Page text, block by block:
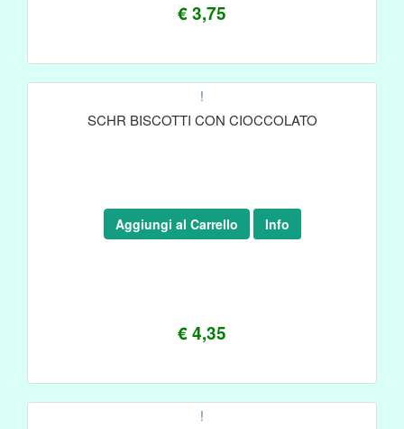
€ 3,75
!
SCHR BISCOTTI CON CIOCCOLATO
€ 4,35
Aggiungi al Carrello Info
!